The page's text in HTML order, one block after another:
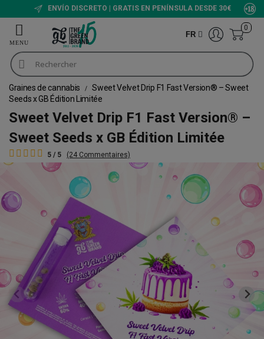
ENVÍO DISCRETO | GRATIS EN PENÍNSULA DESDE 30€
FR
0
Graines de cannabis
Sweet Velvet Drip F1 Fast Version® – Sweet
Seeds x GB Édition Limitée
Sweet Velvet Drip F1 Fast Version® –
Sweet Seeds x GB Édition Limitée
5 / 5 (24 Commentaires)